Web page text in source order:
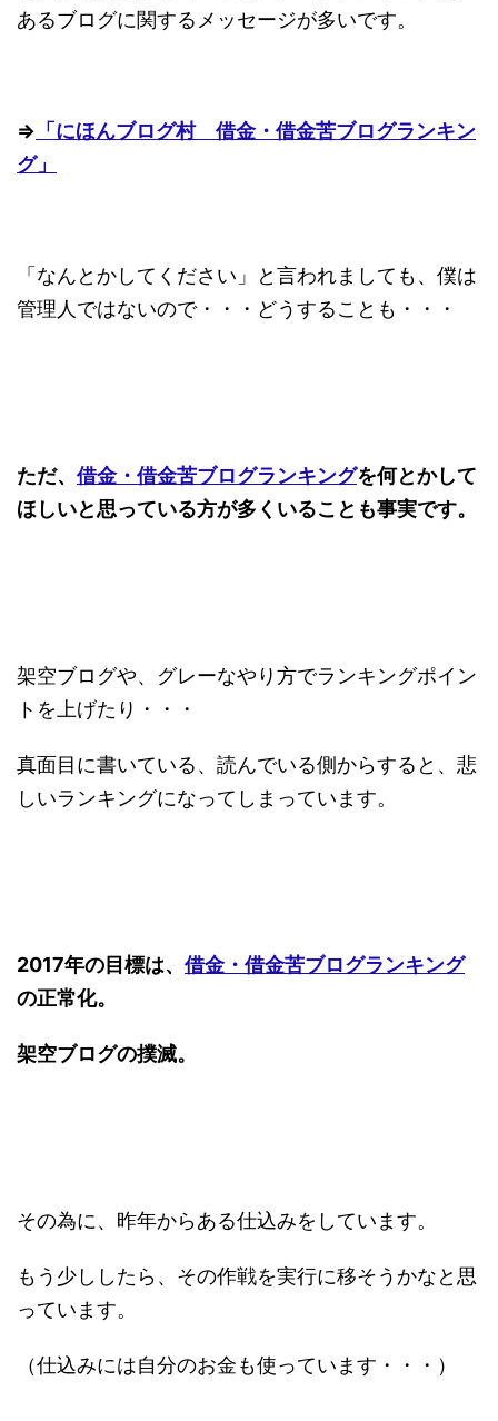
あるブログに関するメッセージが多いです。
⇒ 「にほんブログ村 借金・借金苦ブログランキン
グ」
「なんとかしてください」と言われましても、僕は
管理人ではないので・・・どうすることも・・・
ただ、 借金・借金苦ブログランキングを何とかして
ほしいと思っている方が多くいることも事実です。
架空ブログや、グレーなやり方でランキングポイン
トを上げたり・・・
真面目に書いている、読んでいる側からすると、悲
しいランキングになってしまっています。
2017年の目標は、 借金・借金苦ブログランキング
の正常化。
架空ブログの撲滅。
その為に、昨年からある仕込みをしています。
もう少ししたら、その作戦を実行に移そうかなと思
っています。
（仕込みには自分のお金も使っています・・・）